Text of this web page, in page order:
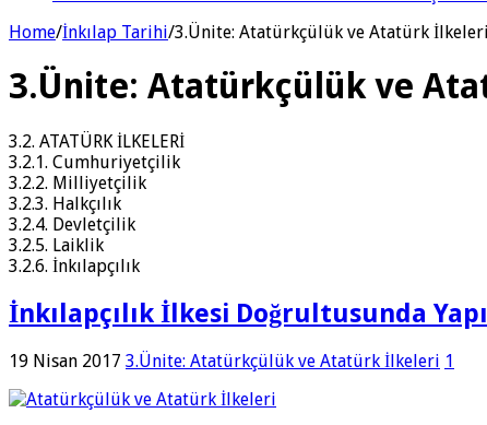
Home/İnkılap Tarihi/3.Ünite: Atatürkçülük ve Atatürk İlkeleri
3.Ünite: Atatürkçülük ve
3.2. ATATÜRK İLKELERİ
3.2.1. Cumhuriyetçilik
3.2.2. Milliyetçilik
3.2.3. Halkçılık
3.2.4. Devletçilik
3.2.5. Laiklik
3.2.6. İnkılapçılık
İnkılapçılık İlkesi Doğrultusunda
19 Nisan 2017 3.Ünite: Atatürkçülük ve Atatürk İlkeleri 1